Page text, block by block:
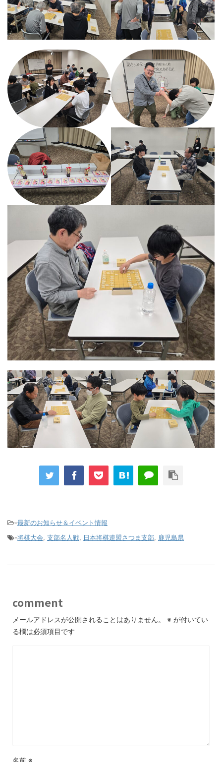
-最新のお知らせ＆イベント情報
-将棋大会, 支部名人戦, 日本将棋連盟さつま支部, 鹿児島県
comment
メールアドレスが公開されることはありません。 ※ が付いてい
る欄は必須項目です
名前 ※